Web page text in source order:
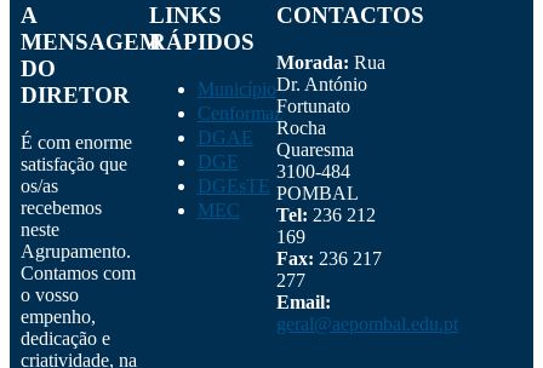
A
MENSAGEM
DO
DIRETOR
É com enorme
satisfação que
os/as
recebemos
neste
Agrupamento.
Contamos com
o vosso
empenho,
dedicação e
criatividade, na
LINKS
RÁPIDOS
Município
Cenformaz
DGAE
DGE
DGEsTE
MEC
CONTACTOS
Morada: Rua
Dr. António
Fortunato
Rocha
Quaresma
3100-484
POMBAL
Tel: 236 212
169
Fax: 236 217
277
Email:
geral@aepombal.edu.pt